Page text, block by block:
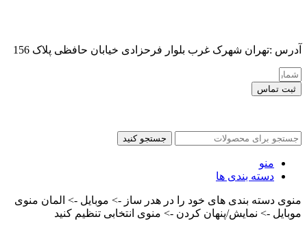
آدرس :تهران شهرک غرب بلوار فرحزادی خیابان حافظی پلاک 156
ثبت تماس
جستجو کنید
منو
دسته بندی ها
منوی دسته بندی های خود را در هدر ساز -> موبایل -> المان منوی
موبایل -> نمایش/پنهان کردن -> منوی انتخابی تنظیم کنید